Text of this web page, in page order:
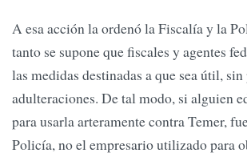
A esa acción la ordenó la Fiscalía y la
tanto se supone que fiscales y agentes
las medidas destinadas a que sea útil,
adulteraciones. De tal modo, si alguien
para usarla arteramente contra Temer,
Policía, no el empresario utilizado para